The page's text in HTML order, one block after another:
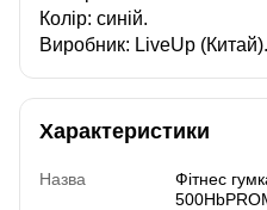
Колір: синій.
Виробник: LiveUp (Китай).
Характеристики
Назва
Фітнес